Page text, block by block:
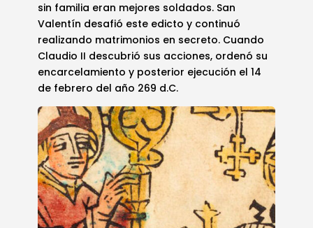
sin familia eran mejores soldados. San
Valentín desafió este edicto y continuó
realizando matrimonios en secreto. Cuando
Claudio II descubrió sus acciones, ordenó su
encarcelamiento y posterior ejecución el 14
de febrero del año 269 d.C.